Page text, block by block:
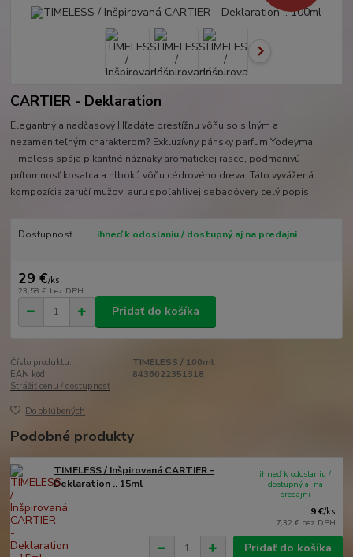
CARTIER - Deklaration
Elegantný a nadčasový Hľadáte prestížnu vôňu so silným a
nezameniteľným charakterom? Exkluzívny pánsky parfum Yodeyma
Timeless spája pikantné náznaky aromatickej rasce, podmanivú
prítomnosť kosatca a hlbokú vôňu cédrového dreva. Táto vyvážená
kompozícia zaručí mužovi auru spoľahlivej sebadôvery celý popis
Dostupnosť ihneď k odoslaniu / dostupný aj na predajni
29 €/ks
23,58 € bez DPH
Pridať do košíka
Číslo produktu:
TIMELESS / 100ml
EAN kód:
8436022351318
Strážiť cenu / dostupnosť
Do obľúbených
Podobné produkty
TIMELESS / Inšpirovaná CARTIER -
Deklaration .. 15ml
9 €/ks
7,32 € bez DPH
ihneď k odoslaniu /
dostupný aj na
predajni
Pridať do košíka